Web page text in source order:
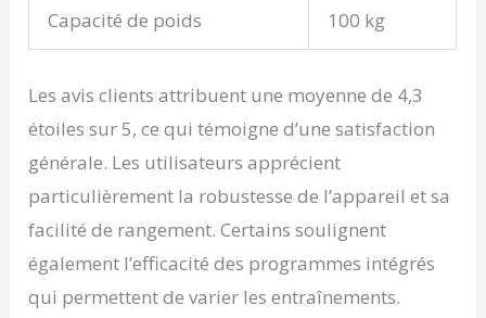
Capacité de poids 100 kg
Les avis clients attribuent une moyenne de 4,3
étoiles sur 5, ce qui témoigne d’une satisfaction
générale. Les utilisateurs apprécient
particulièrement la robustesse de l’appareil et sa
facilité de rangement. Certains soulignent
également l’efficacité des programmes intégrés
qui permettent de varier les entraînements.